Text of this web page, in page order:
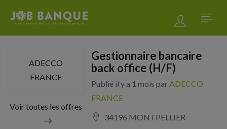
ADECCO
FRANCE
Voir toutes les offres
Gestionnaire bancaire
back office (H/F)
Publié il y a 1 mois par ADECCO
FRANCE
34196 MONTPELLIER